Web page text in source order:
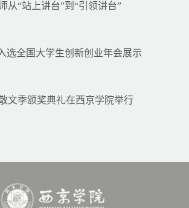
从“站上讲台”到“引领讲台”
选全国大学生创新创业年会展示
文季颁奖典礼在西京学院举行